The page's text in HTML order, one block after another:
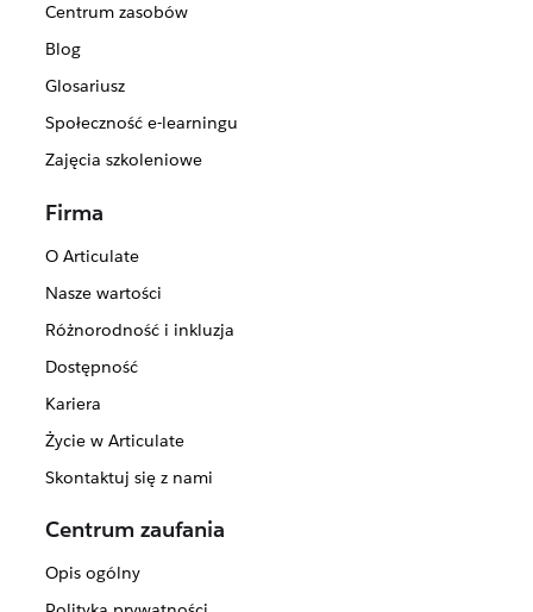
Centrum zasobów
Blog
Glosariusz
Społeczność e-learningu
Zajęcia szkoleniowe
Firma
O Articulate
Nasze wartości
Różnorodność i inkluzja
Dostępność
Kariera
Życie w Articulate
Skontaktuj się z nami
Centrum zaufania
Opis ogólny